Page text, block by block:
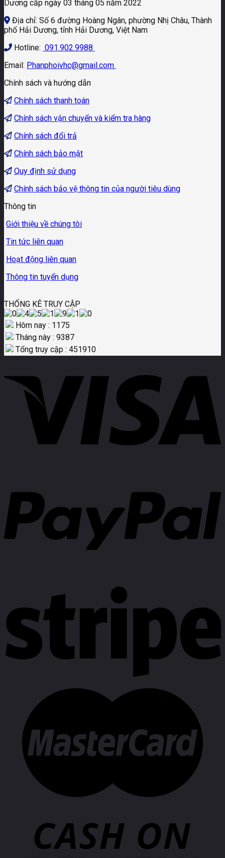
Dương cấp ngày 03 tháng 05 năm 2022
Địa chỉ: Số 6 đường Hoàng Ngân, phường Nhị Châu, Thành
phố Hải Dương, tỉnh Hải Dương, Việt Nam
Hotline: 091.902.9988
Email: Phanphoivhc@gmail.com
Chính sách và hướng dẫn
Chính sách thanh toán
Chính sách vận chuyển và kiểm tra hàng
Chính sách đổi trả
Chính sách bảo mật
Quy định sử dụng
Chính sách bảo vệ thông tin của người tiêu dùng
Thông tin
Giới thiệu về chúng tôi
Tin tức liên quan
Hoạt động liên quan
Thông tin tuyển dụng
THỐNG KÊ TRUY CẬP
Hôm nay : 1175
Tháng này : 9387
Tổng truy cập : 451910